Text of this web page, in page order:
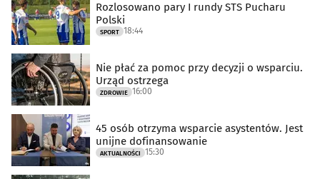
Rozlosowano pary I rundy STS Pucharu
Polski
SPORT 18:44
Nie płać za pomoc przy decyzji o wsparciu.
Urząd ostrzega
ZDROWIE 16:00
45 osób otrzyma wsparcie asystentów. Jest
unijne dofinansowanie
AKTUALNOŚCI 15:30